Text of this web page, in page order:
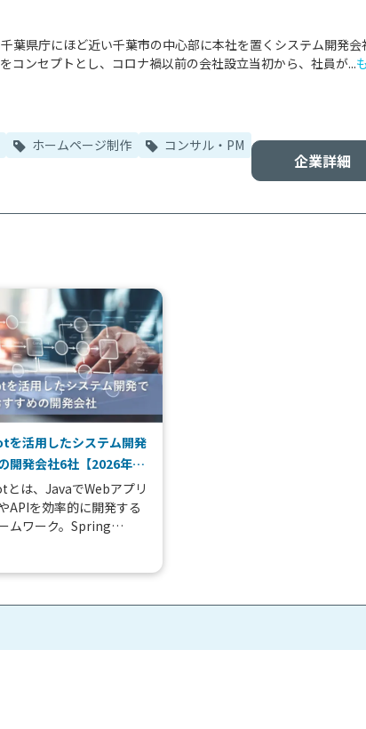
葉県庁にほど近い千葉市の中心部に本社を置くシステム開発会
コンセプトとし、コロナ禍以前の会社設立当初から、社員が...
企業詳細
ホームページ制作
コンサル・PM
活用したシステム開発
開発会社6社【2026年
は、JavaでWebアプリ
APIを効率的に開発する
ムワーク。Spring